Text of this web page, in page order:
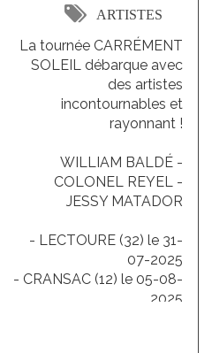
ARTISTES
La tournée CARRÉMENT
SOLEIL débarque avec
des artistes
incontournables et
rayonnant !
WILLIAM BALDÉ -
COLONEL REYEL -
JESSY MATADOR
- LECTOURE (32) le 31-
07-2025
- CRANSAC (12) le 05-08-
2025